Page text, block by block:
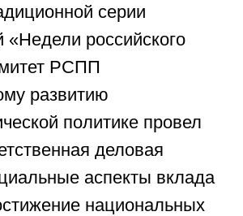
серии
«Недели российского
РСПП
развитию
политике провел
деловая
аспекты вклада
национальных